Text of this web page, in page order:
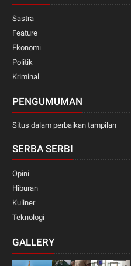
Sastra
Feature
Ekonomi
Politik
Kriminal
PENGUMUMAN
Situs dalam perbaikan tampilan
SERBA SERBI
Opini
Hiburan
Kuliner
Teknologi
GALLERY